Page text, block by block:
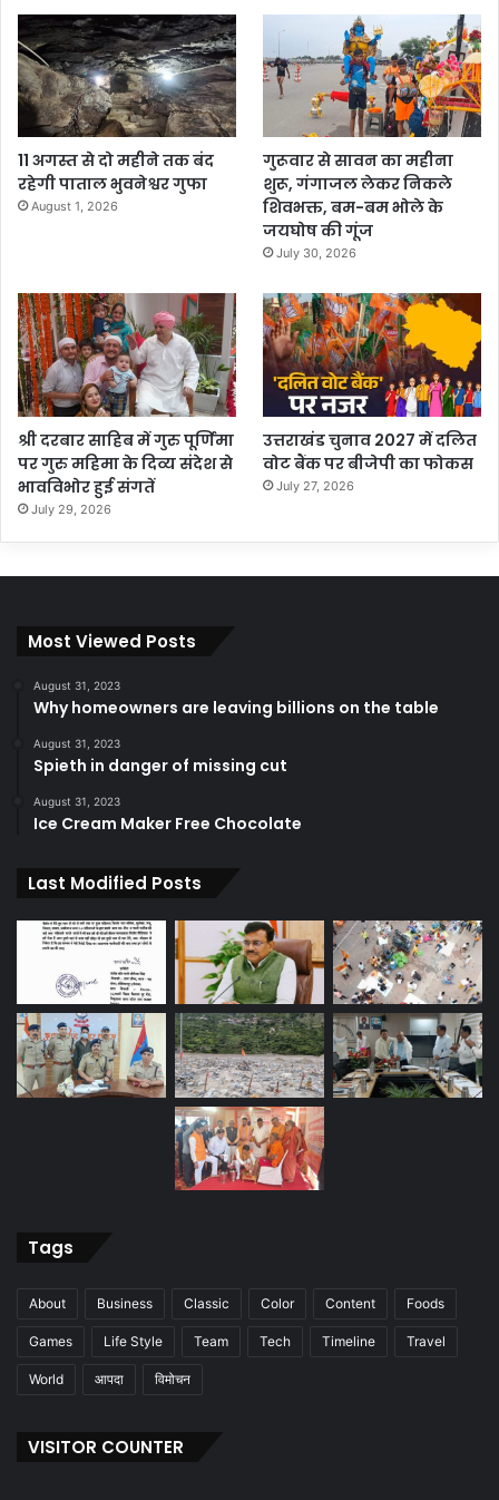
11 अगस्त से दो महीने तक बंद
रहेगी पाताल भुवनेश्वर गुफा
August 1, 2026
गुरूवार से सावन का महीना
शुरू, गंगाजल लेकर निकले
शिवभक्त, बम-बम भोले के
जयघोष की गूंज
July 30, 2026
श्री दरबार साहिब में गुरु पूर्णिमा
पर गुरु महिमा के दिव्य संदेश से
भावविभोर हुई संगतें
July 29, 2026
उत्तराखंड चुनाव 2027 में दलित
वोट बैंक पर बीजेपी का फोकस
July 27, 2026
Most Viewed Posts
August 31, 2023
Why homeowners are leaving billions on the table
August 31, 2023
Spieth in danger of missing cut
August 31, 2023
Ice Cream Maker Free Chocolate
Last Modified Posts
Tags
About Business Classic Color Content Foods
Games Life Style Team Tech Timeline Travel
World आपदा विमोचन
VISITOR COUNTER